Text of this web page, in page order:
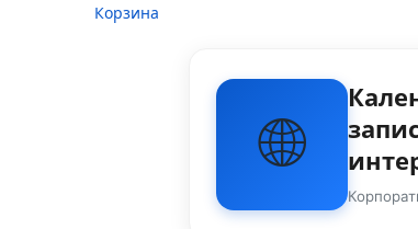
Корзина
🌐